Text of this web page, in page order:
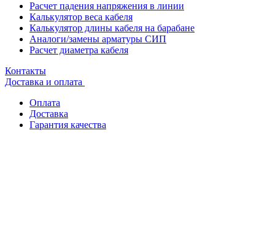
Расчет падения напряжения в линии
Калькулятор веса кабеля
Калькулятор длины кабеля на барабане
Аналоги/замены арматуры СИП
Расчет диаметра кабеля
Контакты
Доставка и оплата
Оплата
Доставка
Гарантия качества